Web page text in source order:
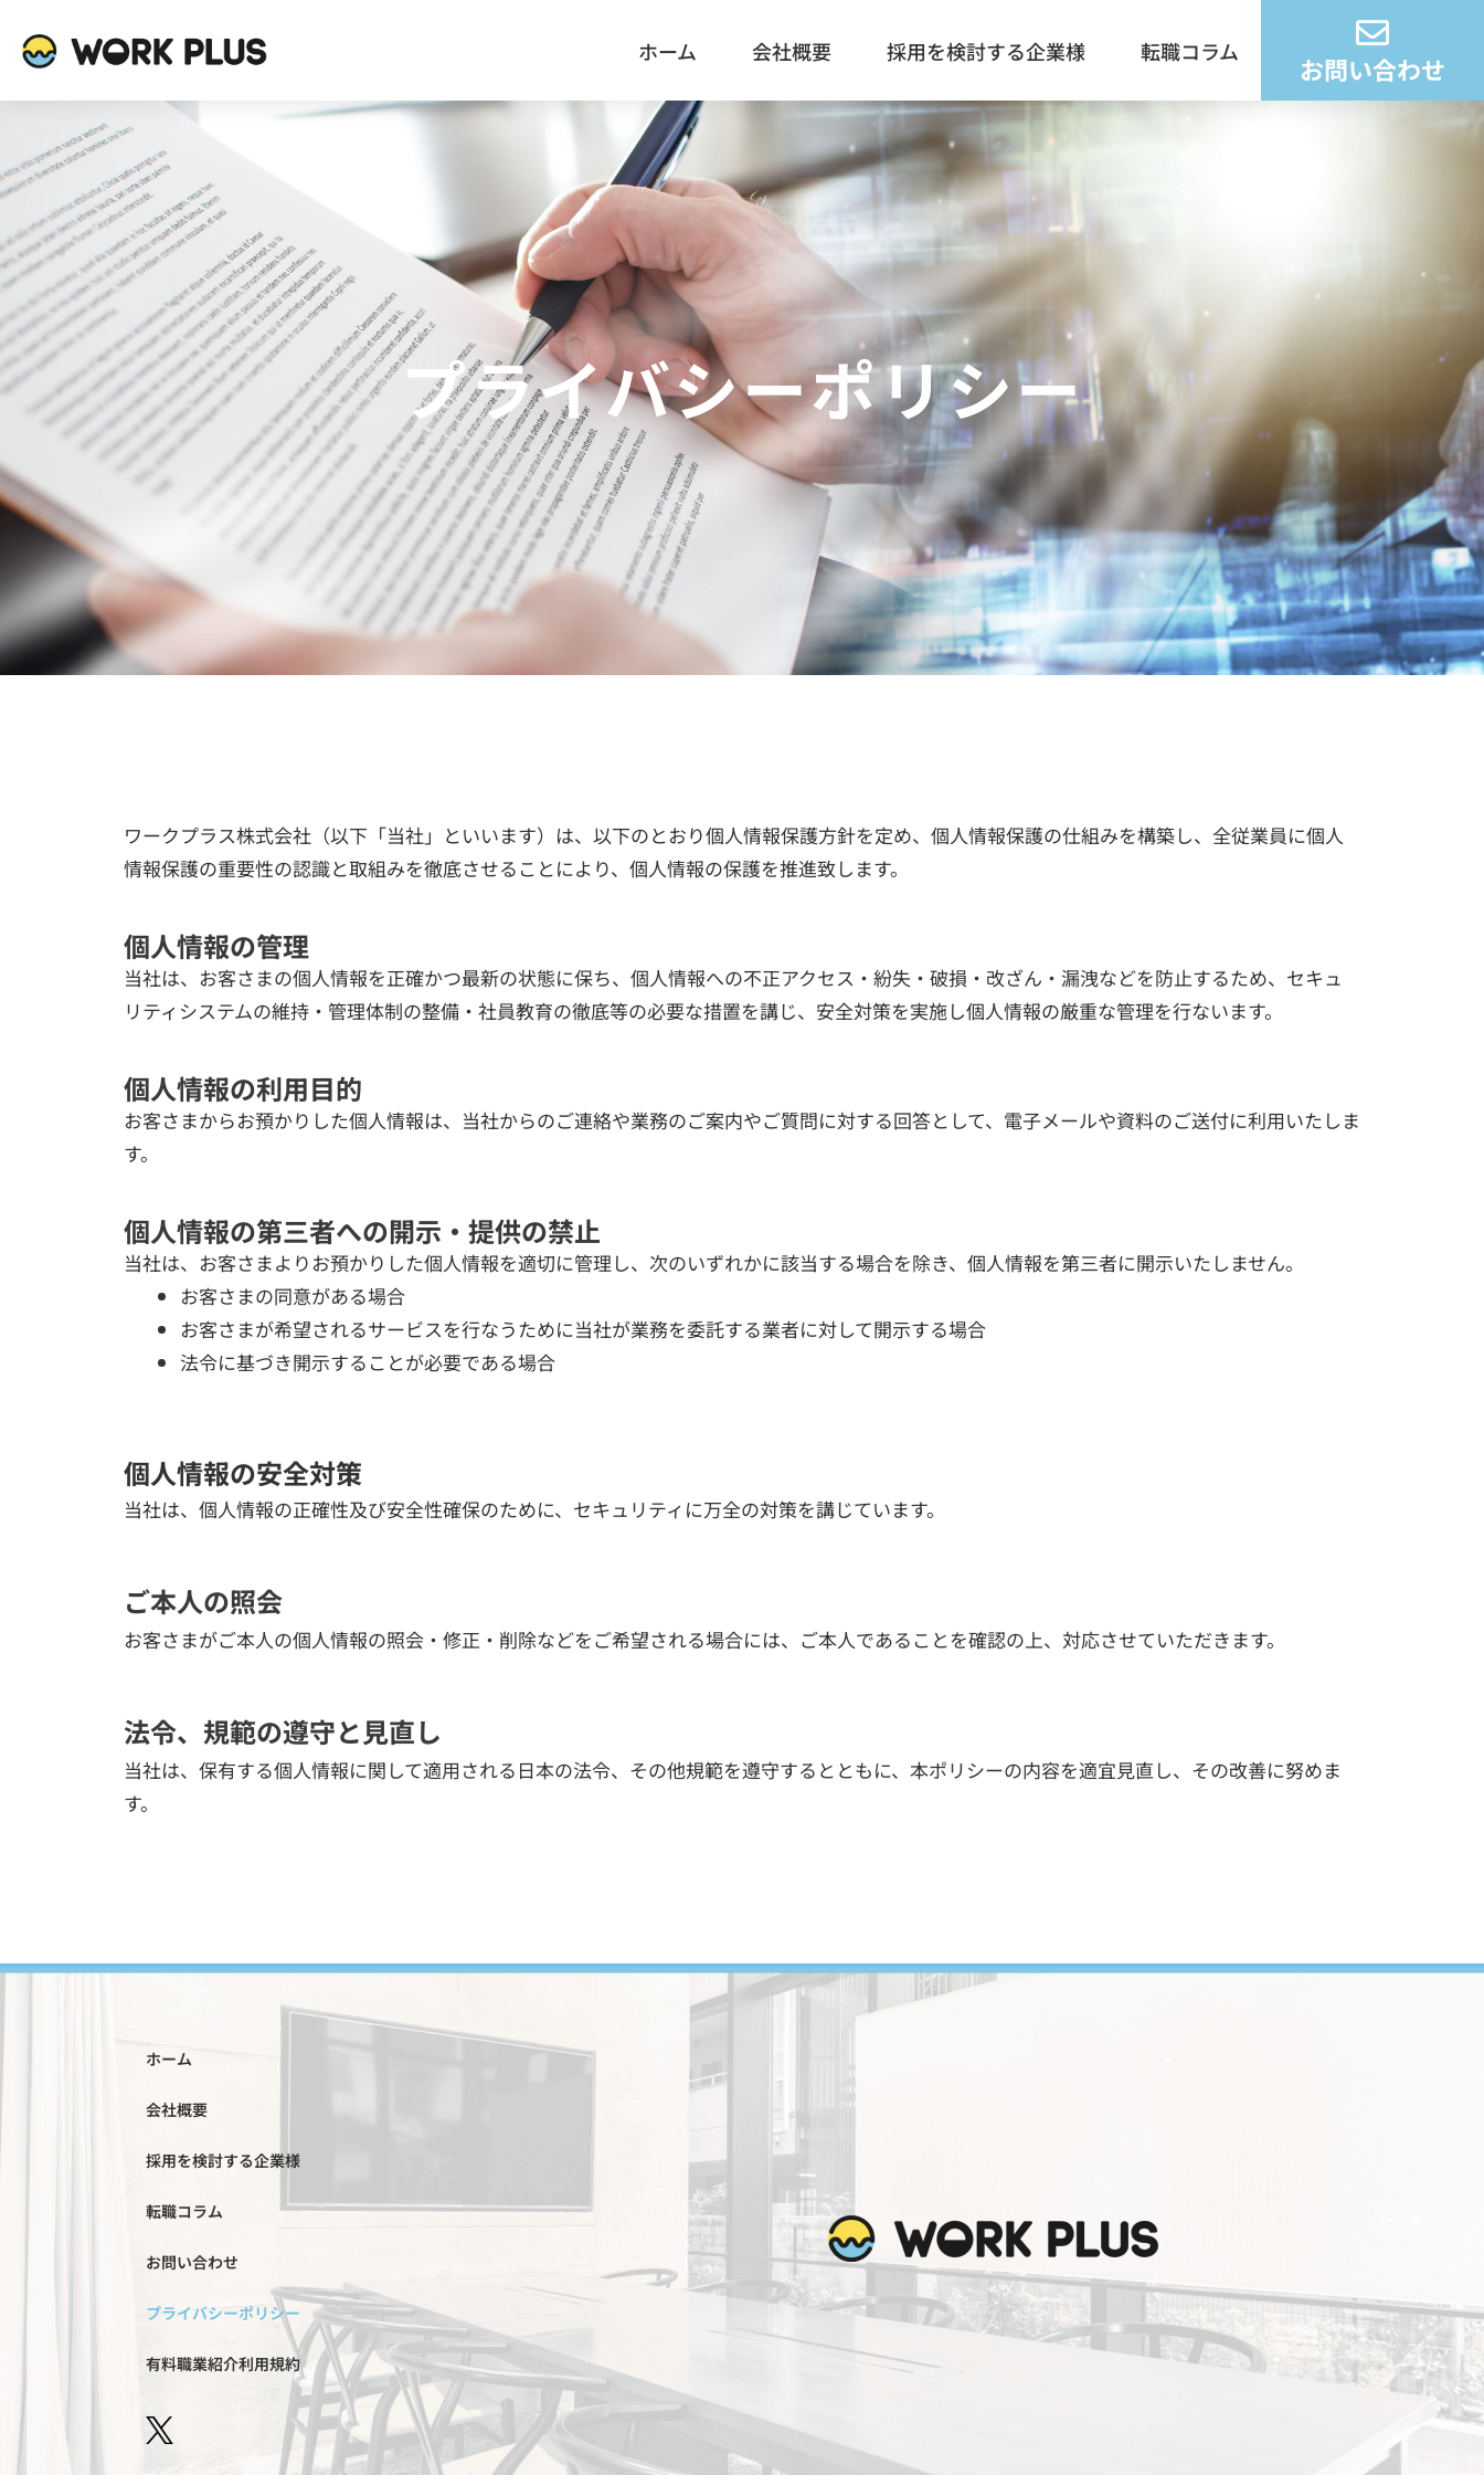
ッ
ホーム 会社概要 採用を検討する企業様 転職コラム
お問い合わせ
プライバシーポリシー
ワークプラス株式会社（以下「当社」といいます）は、以下のとおり個人情報保護方針を定め、個人情報保護の仕組みを構築し、全従業員に個人
情報保護の重要性の認識と取組みを徹底させることにより、個人情報の保護を推進致します。
個人情報の管理
当社は、お客さまの個人情報を正確かつ最新の状態に保ち、個人情報への不正アクセス・紛失・破損・改ざん・漏洩などを防止するため、セキュ
リティシステムの維持・管理体制の整備・社員教育の徹底等の必要な措置を講じ、安全対策を実施し個人情報の厳重な管理を行ないます。
個人情報の利用目的
お客さまからお預かりした個人情報は、当社からのご連絡や業務のご案内やご質問に対する回答として、電子メールや資料のご送付に利用いたしま
す。
個人情報の第三者への開示・提供の禁止
当社は、お客さまよりお預かりした個人情報を適切に管理し、次のいずれかに該当する場合を除き、個人情報を第三者に開示いたしません。
お客さまの同意がある場合
お客さまが希望されるサービスを行なうために当社が業務を委託する業者に対して開示する場合
法令に基づき開示することが必要である場合
個人情報の安全対策
当社は、個人情報の正確性及び安全性確保のために、セキュリティに万全の対策を講じています。
ご本人の照会
お客さまがご本人の個人情報の照会・修正・削除などをご希望される場合には、ご本人であることを確認の上、対応させていただきます。
法令、規範の遵守と見直し
当社は、保有する個人情報に関して適用される日本の法令、その他規範を遵守するとともに、本ポリシーの内容を適宜見直し、その改善に努めま
す。
ホーム
会社概要
採用を検討する企業様
転職コラム
お問い合わせ
プライバシーポリシー
有料職業紹介利用規約